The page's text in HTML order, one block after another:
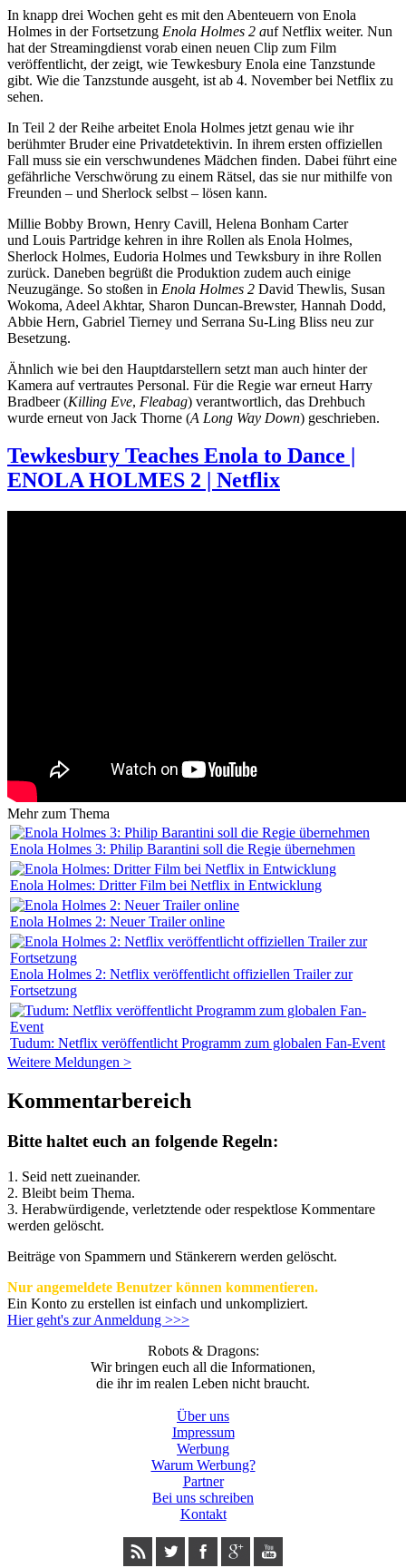
In knapp drei Wochen geht es mit den Abenteuern von Enola
Holmes in der Fortsetzung Enola Holmes 2 auf Netflix weiter. Nun
hat der Streamingdienst vorab einen neuen Clip zum Film
veröffentlicht, der zeigt, wie Tewkesbury Enola eine Tanzstunde
gibt. Wie die Tanzstunde ausgeht, ist ab 4. November bei Netflix zu
sehen.
In Teil 2 der Reihe arbeitet Enola Holmes jetzt genau wie ihr
berühmter Bruder eine Privatdetektivin. In ihrem ersten offiziellen
Fall muss sie ein verschwundenes Mädchen finden. Dabei führt eine
gefährliche Verschwörung zu einem Rätsel, das sie nur mithilfe von
Freunden – und Sherlock selbst – lösen kann.
Millie Bobby Brown, Henry Cavill, Helena Bonham Carter
und Louis Partridge kehren in ihre Rollen als Enola Holmes,
Sherlock Holmes, Eudoria Holmes und Tewksbury in ihre Rollen
zurück. Daneben begrüßt die Produktion zudem auch einige
Neuzugänge. So stoßen in Enola Holmes 2 David Thewlis, Susan
Wokoma, Adeel Akhtar, Sharon Duncan-Brewster, Hannah Dodd,
Abbie Hern, Gabriel Tierney und Serrana Su-Ling Bliss neu zur
Besetzung.
Ähnlich wie bei den Hauptdarstellern setzt man auch hinter der
Kamera auf vertrautes Personal. Für die Regie war erneut Harry
Bradbeer (Killing Eve, Fleabag) verantwortlich, das Drehbuch
wurde erneut von Jack Thorne (A Long Way Down) geschrieben.
Tewkesbury Teaches Enola to Dance |
ENOLA HOLMES 2 | Netflix
Mehr zum Thema
Enola Holmes 3: Philip Barantini soll die Regie übernehmen
Enola Holmes: Dritter Film bei Netflix in Entwicklung
Enola Holmes 2: Neuer Trailer online
Enola Holmes 2: Netflix veröffentlicht offiziellen Trailer zur
Fortsetzung
Tudum: Netflix veröffentlicht Programm zum globalen Fan-Event
Weitere Meldungen >
Kommentarbereich
Bitte haltet euch an folgende Regeln:
1. Seid nett zueinander.
2. Bleibt beim Thema.
3. Herabwürdigende, verletztende oder respektlose Kommentare
werden gelöscht.
Beiträge von Spammern und Stänkerern werden gelöscht.
Nur angemeldete Benutzer können kommentieren.
Ein Konto zu erstellen ist einfach und unkompliziert.
Hier geht's zur Anmeldung >>>
Robots & Dragons:
Wir bringen euch all die Informationen,
die ihr im realen Leben nicht braucht.
Über uns
Impressum
Werbung
Warum Werbung?
Partner
Bei uns schreiben
Kontakt